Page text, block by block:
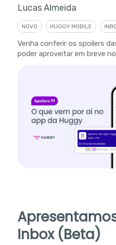
Lucas Almeida
NOVO HUGGY MOBILE
Venha conferir os spoilers
poder aproveitar em breve
Inbox (Beta)